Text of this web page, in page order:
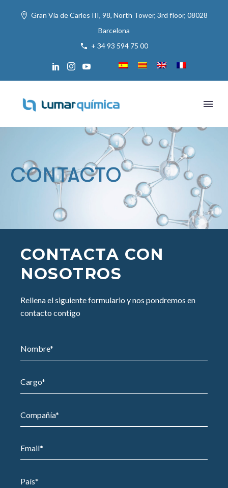
Gran Via de Carles III, 98, North Tower, 3rd floor, 08028
Barcelona
+ 34 93 594 75 00
CONTACTO
CONTACTA CON
NOSOTROS
Rellena el siguiente formulario y nos pondremos en
contacto contigo